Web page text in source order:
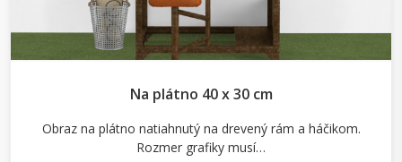
Na plátno 40 x 30 cm
Obraz na plátno natiahnutý na drevený rám a háčikom.
Rozmer grafiky musí…